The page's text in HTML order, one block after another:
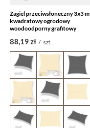
Żagiel przeciwsłoneczny 3x3 m
kwadratowy ogrodowy
woodoodporny grafitowy
88,19 zł / szt.